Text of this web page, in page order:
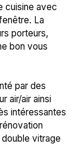
cuisine avec
La
porteurs,
bon vous
par des
air/air ainsi
intéressantes
vitrage